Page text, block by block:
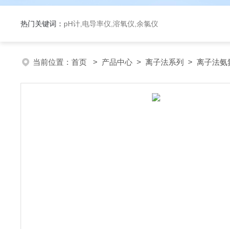
热门关键词： pH计,电导率仪,溶氧仪,余氯仪
当前位置： 首页 > 产品中心 > 离子法系列 > 离子法氨